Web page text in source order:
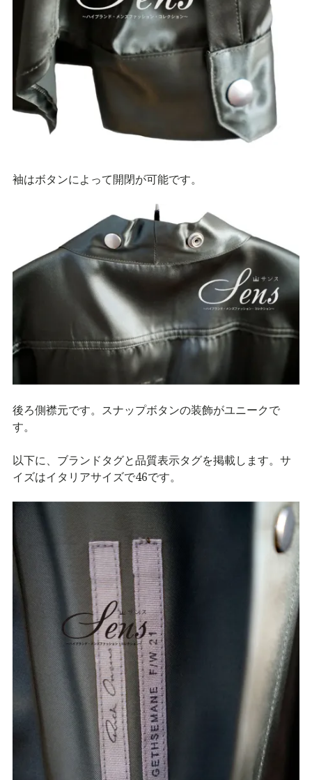
袖はボタンによって開閉が可能です。
後ろ側襟元です。スナップボタンの装飾がユニークで
す。
以下に、ブランドタグと品質表示タグを掲載します。サ
イズはイタリアサイズで46です。